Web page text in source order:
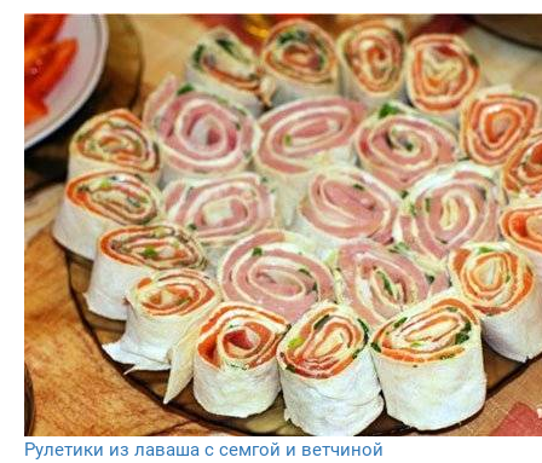
Рулетики из лаваша с семгой и ветчиной